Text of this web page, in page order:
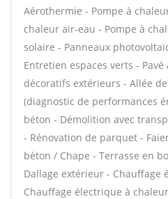
Aérothermie - Pompe à
chaleur air-eau - Pompe à
solaire - Panneaux
Entretien espaces verts -
décoratifs extérieurs - Allée
(diagnostic de performances
béton - Démolition avec
- Rénovation de parquet -
béton / Chape - Terrasse en
Dallage extérieur - Chauffage
Chauffage électrique à